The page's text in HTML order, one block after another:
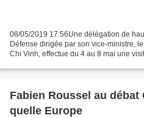
08/05/2019 17:56Une délégation de
Défense dirigée par son vice-ministre,
Chi Vinh, effectue du 4 au 8 mai une
Fabien Roussel au débat
quelle Europe